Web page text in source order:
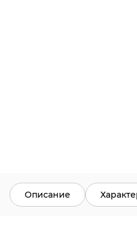
Описание